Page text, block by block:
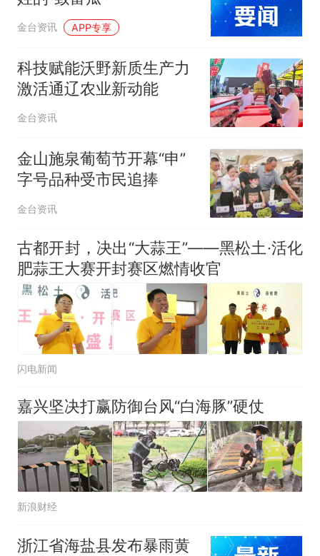
金台资讯 APP专享
科技赋能沃野新质生产力
激活通辽农业新动能
金台资讯
金山施泉葡萄节开幕“申”
字号品种受市民追捧
金台资讯
古都开封，决出“大蒜王”——黑松土·活化
肥蒜王大赛开封赛区燃情收官
闪电新闻
嘉兴坚决打赢防御台风“白海豚”硬仗
新浪财经
浙江省海盐县发布暴雨黄